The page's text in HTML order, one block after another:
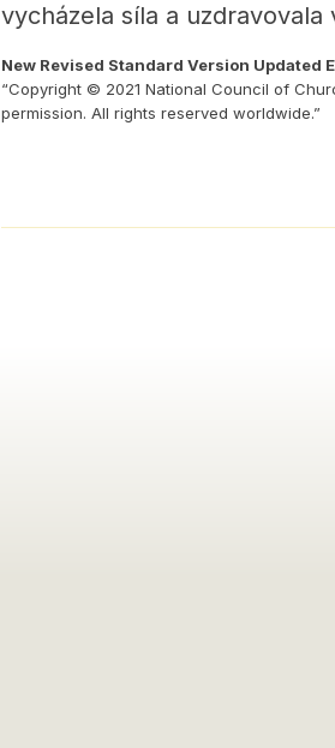
vycházela síla a uzdravovala
New Revised Standard Version Updated
“Copyright © 2021 National Council of
permission. All rights reserved worldwide.”